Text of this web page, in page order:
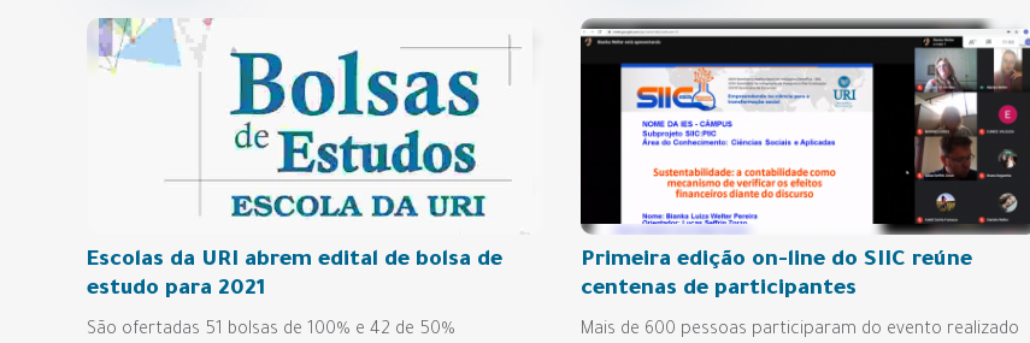
Escolas da URI abrem edital de bolsa de
estudo para 2021
São ofertadas 51 bolsas de 100% e 42 de 50%
Primeira edição on-line do SIIC reúne
centenas de participantes
Mais de 600 pessoas participaram do evento realizado